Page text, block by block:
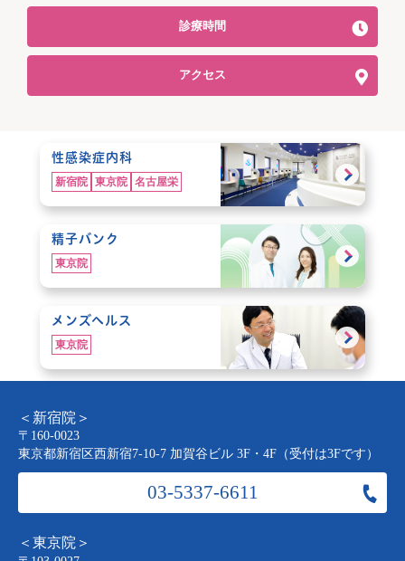
診療時間
アクセス
性感染症内科
新宿院 東京院 名古屋栄
精子バンク
東京院
メンズヘルス
東京院
＜新宿院＞
〒160-0023
東京都新宿区西新宿7-10-7 加賀谷ビル 3F・4F（受付は3Fです）
03-5337-6611
＜東京院＞